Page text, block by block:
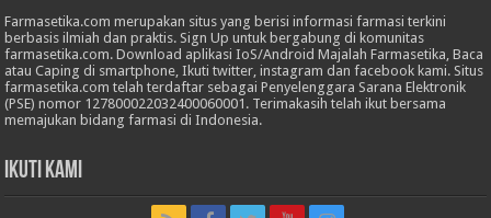
Farmasetika.com merupakan situs yang berisi informasi farmasi terkini
berbasis ilmiah dan praktis. Sign Up untuk bergabung di komunitas
farmasetika.com. Download aplikasi IoS/Android Majalah Farmasetika, Baca
atau Caping di smartphone, Ikuti twitter, instagram dan facebook kami. Situs
farmasetika.com telah terdaftar sebagai Penyelenggara Sarana Elektronik
(PSE) nomor 127800022032400060001. Terimakasih telah ikut bersama
memajukan bidang farmasi di Indonesia.
Ikuti Kami